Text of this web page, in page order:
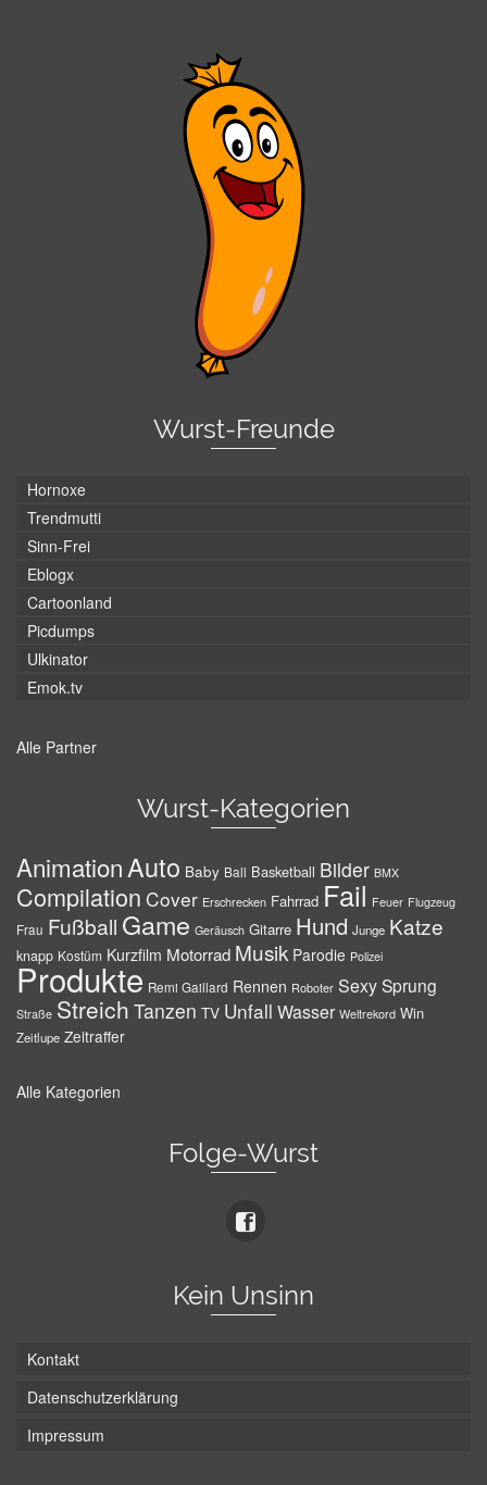
Wurst-Freunde
Hornoxe
Trendmutti
Sinn-Frei
Eblogx
Cartoonland
Picdumps
Ulkinator
Emok.tv
Alle Partner
Wurst-Kategorien
AnimationAuto Baby Ball Basketball Bilder BMX
Compilation Cover Erschrecken Fahrrad Fail Feuer Flugzeug
Frau Fußball Game Geräusch Gitarre Hund Junge Katze
knapp Kostüm Kurzfilm Motorrad Musik Parodie Polizei
Produkte Remi Gaillard Rennen Roboter SexySprung
Straße Streich Tanzen TV Unfall Wasser Weltrekord Win
Zeitlupe Zeitraffer
Alle Kategorien
Folge-Wurst
Kein Unsinn
Kontakt
Datenschutzerklärung
Impressum